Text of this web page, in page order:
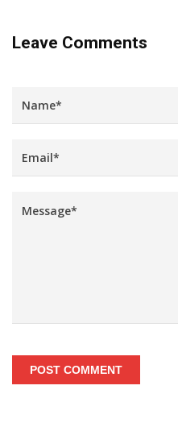
Leave Comments
POST COMMENT